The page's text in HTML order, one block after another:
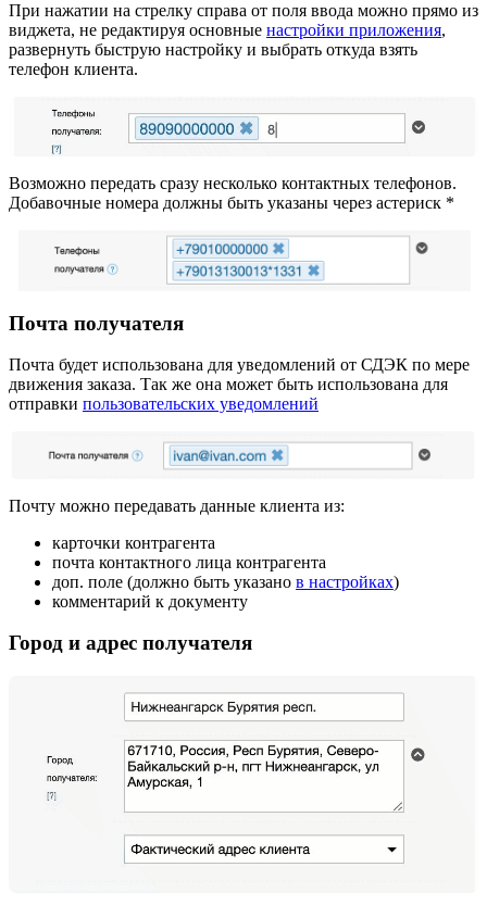
При нажатии на стрелку справа от поля ввода можно прямо из
виджета, не редактируя основные настройки приложения,
развернуть быструю настройку и выбрать откуда взять
телефон клиента.
Возможно передать сразу несколько контактных телефонов.
Добавочные номера должны быть указаны через астериск *
Почта получателя
Почта будет использована для уведомлений от СДЭК по мере
движения заказа. Так же она может быть использована для
отправки пользовательских уведомлений
Почту можно передавать данные клиента из:
карточки контрагента
почта контактного лица контрагента
доп. поле (должно быть указано в настройках)
комментарий к документу
Город и адрес получателя